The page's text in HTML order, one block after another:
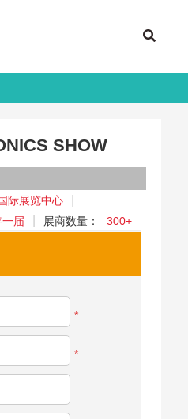
SHOW
际展览中心
届 展商数量： 300+
*
*